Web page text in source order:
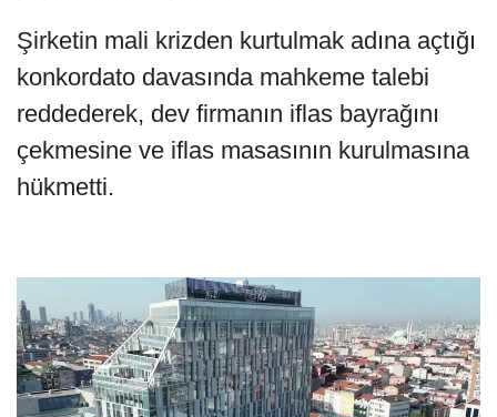
Şirketin mali krizden kurtulmak adına açtığı
konkordato davasında mahkeme talebi
reddederek, dev firmanın iflas bayrağını
çekmesine ve iflas masasının kurulmasına
hükmetti.